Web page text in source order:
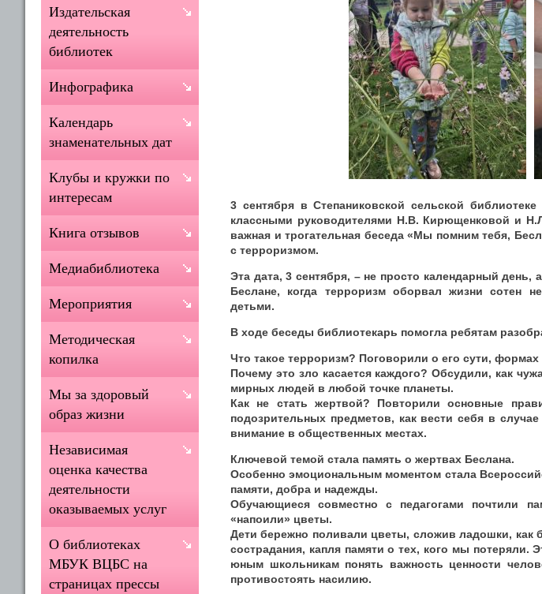
3 сентября в Степаниковской сельской
классными руководителями Н.В. Кирющенковой и
важная и трогательная беседа «Мы помним тебя,
с терроризмом.
Эта дата, 3 сентября, – не просто календарный
Беслане, когда терроризм оборвал жизни сотен
детьми.
В ходе беседы библиотекарь помогла ребятам
Что такое терроризм? Поговорили о его сути,
Почему это зло касается каждого? Обсудили, как
мирных людей в любой точке планеты.
Как не стать жертвой? Повторили основные
подозрительных предметов, как вести себя в
внимание в общественных местах.
Ключевой темой стала память о жертвах Беслана.
Особенно эмоциональным моментом стала
памяти, добра и надежды.
Обучающиеся совместно с педагогами почтили
«напоили» цветы.
Дети бережно поливали цветы, сложив ладошки, как
сострадания, капля памяти о тех, кого мы потеряли.
юным школьникам понять важность ценности
противостоять насилию.
Издательская
деятельность
библиотек
Инфографика
Календарь
знаменательных дат
Клубы и кружки по
интересам
Книга отзывов
Медиабиблиотека
Мероприятия
Методическая
копилка
Мы за здоровый
образ жизни
Независимая
оценка качества
деятельности
оказываемых услуг
О библиотеках
МБУК ВЦБС на
страницах прессы